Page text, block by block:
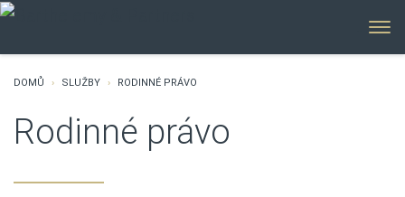
DOMŮ SLUŽBY RODINNÉ PRÁVO
Rodinné právo